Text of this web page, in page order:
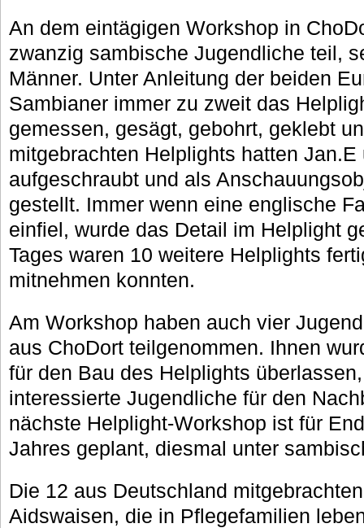
An dem eintägigen Workshop in
zwanzig sambische Jugendliche teil,
Männer. Unter Anleitung der beiden
Sambianer immer zu zweit das
gemessen, gesägt, gebohrt, geklebt
mitgebrachten Helplights hatten Jan.E
aufgeschraubt und als
gestellt. Immer wenn eine englische
einfiel, wurde das Detail im Helplight
Tages waren 10 weitere Helplights
mitnehmen konnten.
Am Workshop haben auch vier
aus ChoDort teilgenommen. Ihnen
für den Bau des Helplights
interessierte Jugendliche für den
nächste Helplight-Workshop ist für
Jahres geplant, diesmal unter
Die 12 aus Deutschland
Aidswaisen, die in Pflegefamilien